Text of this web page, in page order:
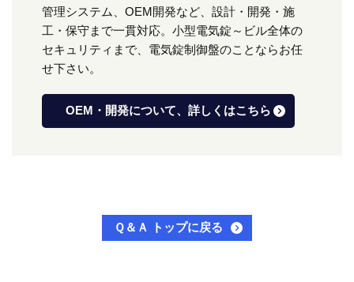
管理システム、OEM開発など、設計・開発・施
工・保守まで一貫対応。小型電気錠～ビル全体の
セキュリティまで、電気錠制御盤のことならお任
せ下さい。
OEM・開発について、詳しくはこちら
Ｑ＆Ａ トップに戻る